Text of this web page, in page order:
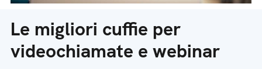
Le migliori cuffie per
videochiamate e webinar